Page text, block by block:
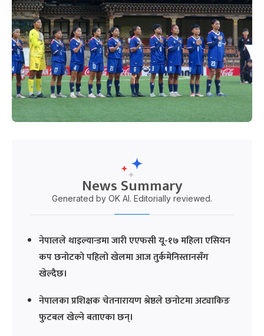
News Summary
Generated by OK AI. Editorially reviewed.
नेपालले थाइल्यान्डमा जारी एएफसी यू-१७ महिला एसियन
कप छनोटको पहिलो खेलमा आज तुर्कमेनिस्तानसँग
खेल्दैछ।
नेपालका प्रशिक्षक चेतनारायण श्रेष्ठले छनोटमा अट्याकिङ
फुटबल खेल्ने बताएका छन्।